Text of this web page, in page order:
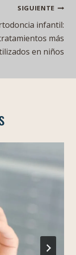
SIGUIENTE
infantil:
más
en niños